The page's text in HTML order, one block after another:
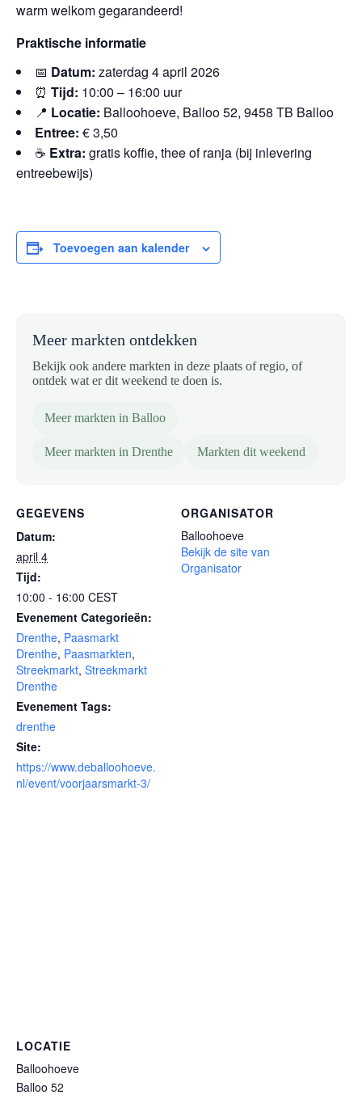
warm welkom gegarandeerd!
Praktische informatie
📅 Datum: zaterdag 4 april 2026
⏰ Tijd: 10:00 – 16:00 uur
📍 Locatie: Balloohoeve, Balloo 52, 9458 TB Balloo
Entree: € 3,50
☕ Extra: gratis koffie, thee of ranja (bij inlevering
entreebewijs)
Toevoegen aan kalender
Meer markten ontdekken
Bekijk ook andere markten in deze plaats of regio, of
ontdek wat er dit weekend te doen is.
Meer markten in Balloo
Meer markten in Drenthe Markten dit weekend
GEGEVENS
Datum:
april 4
Tijd:
10:00 - 16:00 CEST
Evenement Categorieën:
Drenthe, Paasmarkt
Drenthe, Paasmarkten,
Streekmarkt, Streekmarkt
Drenthe
Evenement Tags:
drenthe
Site:
https://www.deballoohoeve.
nl/event/voorjaarsmarkt-3/
ORGANISATOR
Balloohoeve
Bekijk de site van
Organisator
LOCATIE
Balloohoeve
Balloo 52